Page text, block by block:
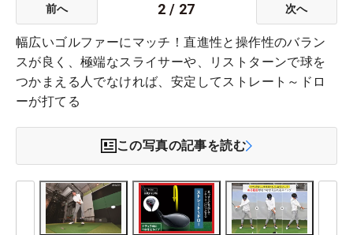
前へ 2 / 27 次へ
幅広いゴルファーにマッチ！直進性と操作性のバラン
スが良く、極端なスライサーや、リストターンで球を
つかまえる人でなければ、安定してストレート～ドロ
ーが打てる
この写真の記事を読む